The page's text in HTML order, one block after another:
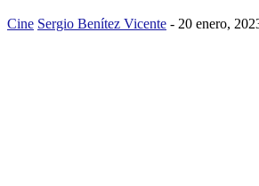
Cine Sergio Benítez Vicente - 20 enero,